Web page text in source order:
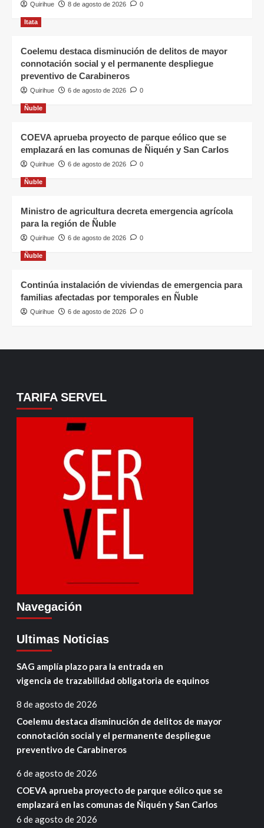
Quirihue 8 de agosto de 2026 0
Itata
Coelemu destaca disminución de delitos de mayor
connotación social y el permanente despliegue
preventivo de Carabineros
Quirihue 6 de agosto de 2026 0
Ñuble
COEVA aprueba proyecto de parque eólico que se
emplazará en las comunas de Ñiquén y San Carlos
Quirihue 6 de agosto de 2026 0
Ñuble
Ministro de agricultura decreta emergencia agrícola
para la región de Ñuble
Quirihue 6 de agosto de 2026 0
Ñuble
Continúa instalación de viviendas de emergencia para
familias afectadas por temporales en Ñuble
Quirihue 6 de agosto de 2026 0
TARIFA SERVEL
Navegación
Ultimas Noticias
SAG amplía plazo para la entrada en
vigencia de trazabilidad obligatoria de equinos
8 de agosto de 2026
Coelemu destaca disminución de delitos de mayor
connotación social y el permanente despliegue
preventivo de Carabineros
6 de agosto de 2026
COEVA aprueba proyecto de parque eólico que se
emplazará en las comunas de Ñiquén y San Carlos
6 de agosto de 2026